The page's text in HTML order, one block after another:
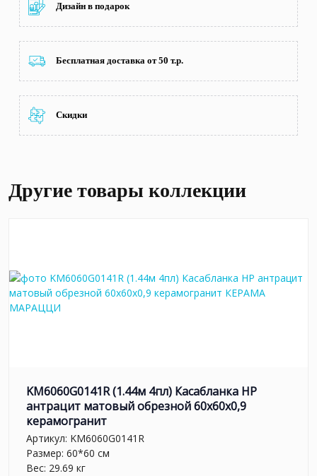
Дизайн в подарок
Бесплатная доставка от 50 т.р.
Скидки
Другие товары коллекции
KM6060G0141R (1.44м 4пл) Касабланка HP
антрацит матовый обрезной 60x60x0,9
керамогранит
Артикул: KM6060G0141R
Размер: 60*60 см
Вес: 29.69 кг